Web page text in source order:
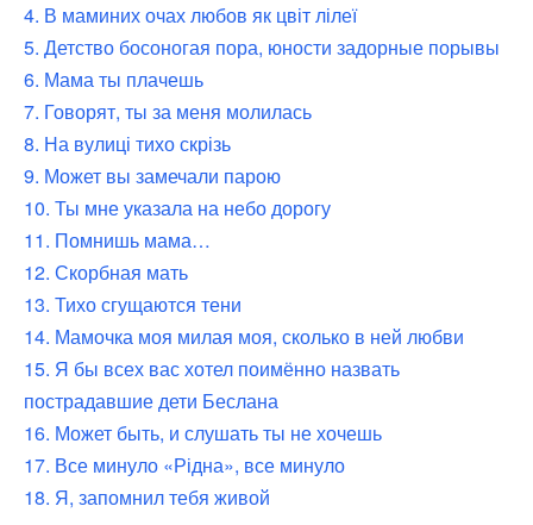
4. В маминих очах любов як цвіт лілеї
5. Детство босоногая пора, юности задорные порывы
6. Мама ты плачешь
7. Говорят, ты за меня молилась
8. На вулиці тихо скрізь
9. Может вы замечали парою
10. Ты мне указала на небо дорогу
11. Помнишь мама…
12. Скорбная мать
13. Тихо сгущаются тени
14. Мамочка моя милая моя, сколько в ней любви
15. Я бы всех вас хотел поимённо назвать
пострадавшие дети Беслана
16. Может быть, и слушать ты не хочешь
17. Все минуло «Рідна», все минуло
18. Я, запомнил тебя живой